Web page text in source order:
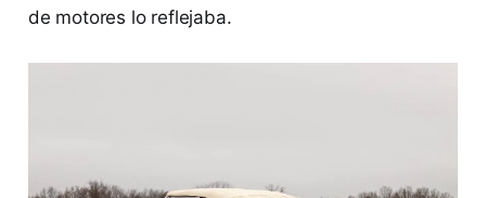
de motores lo reflejaba.